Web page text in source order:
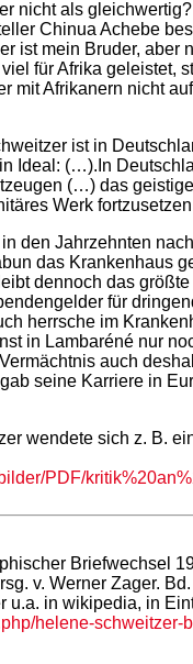
nicht als
Chinua Achebe
ist mein Bruder, aber
für Afrika geleistet,
mit Afrikanern nicht
ist in
Ideal: (…).In
(…) das
Werk
den Jahrzehnten
das Krankenhaus
dennoch das
für
herrsche im
in Lambaréné nur
auch
seine Karriere in
wendete sich z. B.
PDF/
Briefwechsel
v. Werner Zager.
u.a. in wikipedia, in
helene-schweitzer-